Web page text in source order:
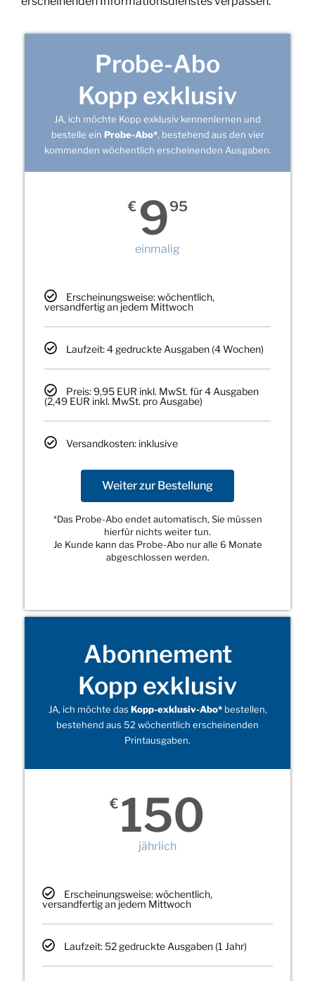
Probe-Abo
Kopp exklusiv
JA, ich möchte Kopp exklusiv kennenlernen und
bestelle ein Probe-Abo*, bestehend aus den vier
kommenden wöchentlich erscheinenden Ausgaben.
€ 995
einmalig
Erscheinungsweise: wöchentlich,
versandfertig an jedem Mittwoch
Laufzeit: 4 gedruckte Ausgaben (4 Wochen)
Preis: 9,95 EUR inkl. MwSt. für 4 Ausgaben
(2,49 EUR inkl. MwSt. pro Ausgabe)
Versandkosten: inklusive
Weiter zur Bestellung
*Das Probe-Abo endet automatisch, Sie müssen
hierfür nichts weiter tun.
Je Kunde kann das Probe-Abo nur alle 6 Monate
abgeschlossen werden.
Abonnement
Kopp exklusiv
JA, ich möchte das Kopp-exklusiv-Abo*bestellen,
bestehend aus 52 wöchentlich erscheinenden
Printausgaben.
€ 150
jährlich
Erscheinungsweise: wöchentlich,
versandfertig an jedem Mittwoch
Laufzeit: 52 gedruckte Ausgaben (1 Jahr)